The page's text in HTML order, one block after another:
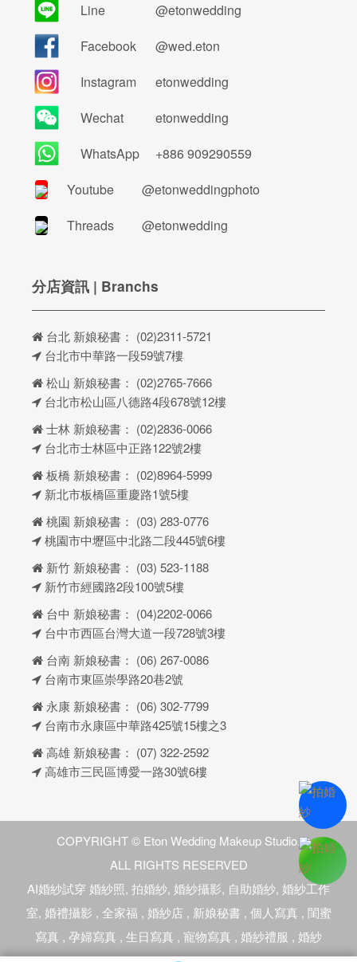
Line
@etonwedding
Facebook
@wed.eton
Instagram
etonwedding
Wechat
etonwedding
WhatsApp
+886 909290559
Youtube
@etonweddingphoto
Threads
@etonwedding
分店資訊 | Branchs
台北 新娘秘書： (02)2311-5721
台北市中華路一段59號7樓
松山 新娘秘書： (02)2765-7666
台北市松山區八德路4段678號12樓
士林 新娘秘書： (02)2836-0066
台北市士林區中正路122號2樓
板橋 新娘秘書： (02)8964-5999
新北市板橋區重慶路1號5樓
桃園 新娘秘書： (03) 283-0776
桃園市中壢區中北路二段445號6樓
新竹 新娘秘書： (03) 523-1188
新竹市經國路2段100號5樓
台中 新娘秘書： (04)2202-0066
台中市西區台灣大道一段728號3樓
台南 新娘秘書： (06) 267-0086
台南市東區崇學路20巷2號
永康 新娘秘書： (06) 302-7799
台南市永康區中華路425號15樓之3
高雄 新娘秘書： (07) 322-2592
高雄市三民區博愛一路30號6樓
COPYRIGHT © Eton Wedding Makeup Studio.
ALL RIGHTS RESERVED
AI婚紗試穿 婚紗照, 拍婚紗, 婚紗攝影, 自助婚紗, 婚紗工作
室, 婚禮攝影 , 全家福 , 婚紗店 , 新娘秘書 , 個人寫真 , 閨蜜
寫真 , 孕婦寫真 , 生日寫真 , 寵物寫真 , 婚紗禮服 , 婚紗